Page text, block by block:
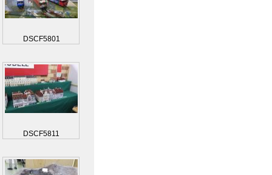
DSCF5801
DSCF5811